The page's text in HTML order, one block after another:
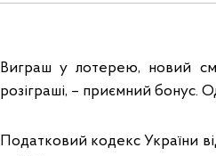
Виграш у лотерею, новий
розіграші, – приємний бонус.
Податковий кодекс України